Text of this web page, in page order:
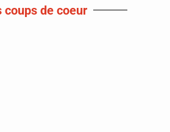
coups de coeur